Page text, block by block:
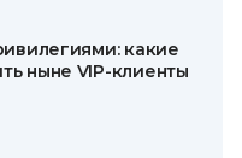
какие
ныне VIP-клиенты